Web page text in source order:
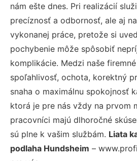
nám ešte dnes. Pri realizácií
precíznosť a odbornosť, ale aj
vykonanej práce, pretože si
pochybenie môže spôsobiť
komplikácie. Medzi naše
spoľahlivosť, ochota, korektný
snaha o maximálnu spokojnosť
ktorá je pre nás vždy na prvom
pracovníci majú dlhoročné
sú plne k vašim službám. Liata
podlaha Hundsheim –